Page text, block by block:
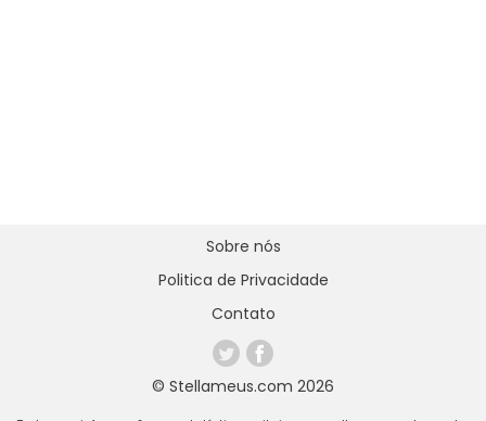
© Stellameus.com 2026
Sobre nós
Politica de Privacidade
Contato